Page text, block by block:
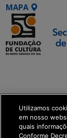
MAPA
get_footer();
Utilizamos
em nosso
quais
Conforme